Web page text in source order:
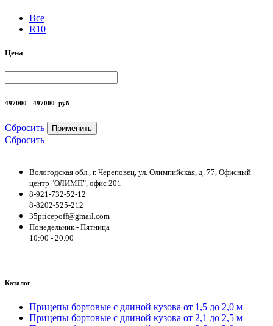
Все
R10
Цена
497000 - 497000 руб
Сбросить Применить
Сбросить
Вологодская обл., г. Череповец, ул. Олимпийская, д. 77, Офисный
центр "ОЛИМП", офис 201
8-921-732-52-12
8-8202-525-212
35pricepoff@gmail.com
Понедельник - Пятница
10:00 - 20.00
Каталог
Прицепы бортовые с длиной кузова от 1,5 до 2,0 м
Прицепы бортовые с длиной кузова от 2,1 до 2,5 м